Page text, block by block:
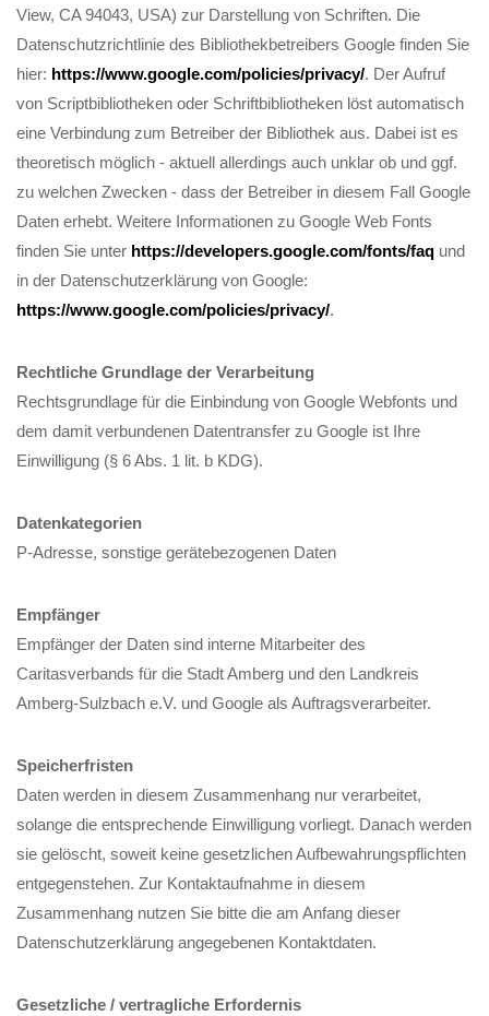
View, CA 94043, USA) zur Darstellung von Schriften. Die
Datenschutzrichtlinie des Bibliothekbetreibers Google finden Sie
hier: https://www.google.com/policies/privacy/. Der Aufruf
von Scriptbibliotheken oder Schriftbibliotheken löst automatisch
eine Verbindung zum Betreiber der Bibliothek aus. Dabei ist es
theoretisch möglich - aktuell allerdings auch unklar ob und ggf.
zu welchen Zwecken - dass der Betreiber in diesem Fall Google
Daten erhebt. Weitere Informationen zu Google Web Fonts
finden Sie unter https://developers.google.com/fonts/faq und
in der Datenschutzerklärung von Google:
https://www.google.com/policies/privacy/.
Rechtliche Grundlage der Verarbeitung
Rechtsgrundlage für die Einbindung von Google Webfonts und
dem damit verbundenen Datentransfer zu Google ist Ihre
Einwilligung (§ 6 Abs. 1 lit. b KDG).
Datenkategorien
P-Adresse, sonstige gerätebezogenen Daten
Empfänger
Empfänger der Daten sind interne Mitarbeiter des
Caritasverbands für die Stadt Amberg und den Landkreis
Amberg-Sulzbach e.V. und Google als Auftragsverarbeiter.
Speicherfristen
Daten werden in diesem Zusammenhang nur verarbeitet,
solange die entsprechende Einwilligung vorliegt. Danach werden
sie gelöscht, soweit keine gesetzlichen Aufbewahrungspflichten
entgegenstehen. Zur Kontaktaufnahme in diesem
Zusammenhang nutzen Sie bitte die am Anfang dieser
Datenschutzerklärung angegebenen Kontaktdaten.
Gesetzliche / vertragliche Erfordernis